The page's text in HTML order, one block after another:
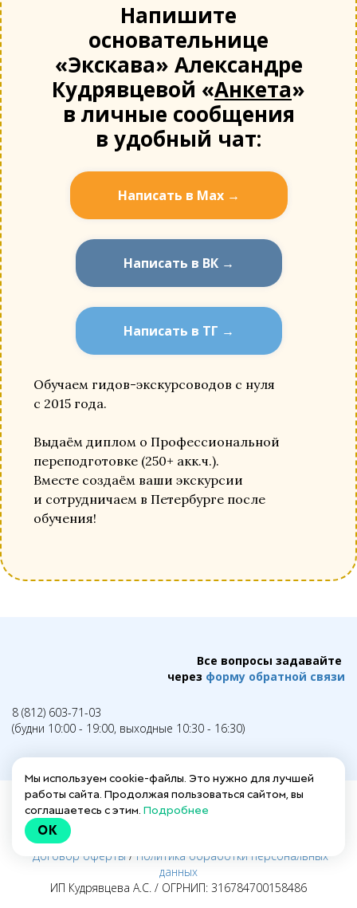
Напишите
основательнице
«Экскава» Александре
Кудрявцевой «Анкета»
в личные сообщения
в удобный чат:
Написать в Мах →
Написать в ВК →
Написать в ТГ →
Обучаем гидов-экскурсоводов с нуля
с 2015 года.
Выдаём диплом о Профессиональной
переподготовке (250+ акк.ч.).
Вместе создаём ваши экскурсии
и сотрудничаем в Петербурге после
обучения!
Все вопросы задавайте
через форму обратной связи
8 (812) 603-71-03
(будни 10:00 - 19:00, выходные 10:30 - 16:30)
Заполнить анкету для действующих гидов →
Договор оферты / Политика обработки персональных
данных
ИП Кудрявцева А.С. / ОГРНИП: 316784700158486
Мы используем cookie-файлы. Это нужно для лучшей
работы сайта. Продолжая пользоваться сайтом, вы
соглашаетесь с этим. Подробнее
OK